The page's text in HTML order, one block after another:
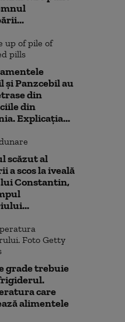
și Panzcebil au
din
din
Explicația...
scăzut al
a scos la iveală
Constantin,
grade trebuie
care
alimentele